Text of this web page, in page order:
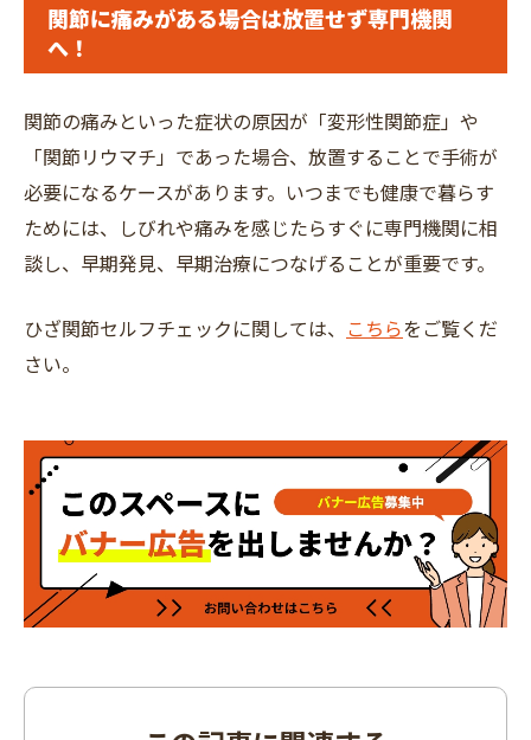
関節に痛みがある場合は放置せず専門機関
へ！
関節の痛みといった症状の原因が「変形性関節症」や
「関節リウマチ」であった場合、放置することで手術が
必要になるケースがあります。いつまでも健康で暮らす
ためには、しびれや痛みを感じたらすぐに専門機関に相
談し、早期発見、早期治療につなげることが重要です。
ひざ関節セルフチェックに関しては、 こちらをご覧くだ
さい。